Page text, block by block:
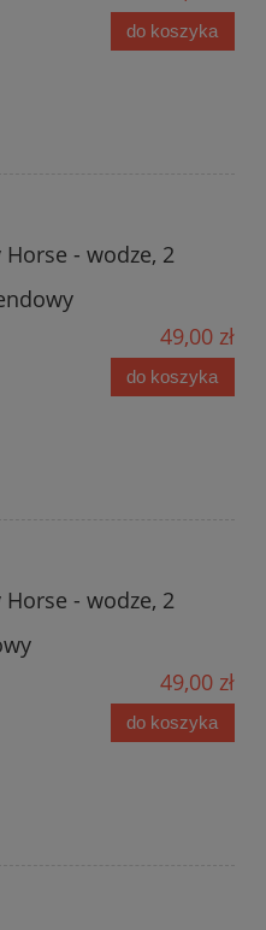
do koszyka
- wodze, 2
49,00 zł
do koszyka
- wodze, 2
49,00 zł
do koszyka